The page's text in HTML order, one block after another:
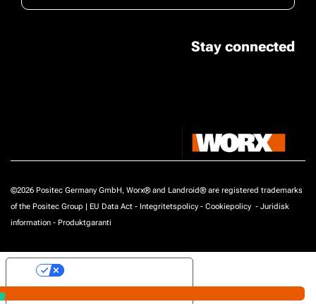
Stay connected
©2026 Positec Germany GmbH, Worx® and Landroid® are registered trademarks
of the Positec Group | EU Data Act - Integritetspolicy - Cookiepolicy - Juridisk
information - Produktgaranti
Your Privacy Choices